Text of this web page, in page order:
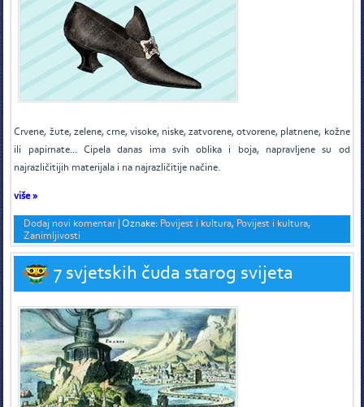
Crvene, žute, zelene, crne, visoke, niske, zatvorene, otvorene, platnene, kožne
ili papirnate... Cipela danas ima svih oblika i boja, napravljene su od
najrazličitijih materijala i na najrazličitije načine.
više »
Dodaj novi komentar|Oznake: Povijest i kultura, Povijest i kultura,
Zanimljivosti
7 svjetskih čuda starog svijeta